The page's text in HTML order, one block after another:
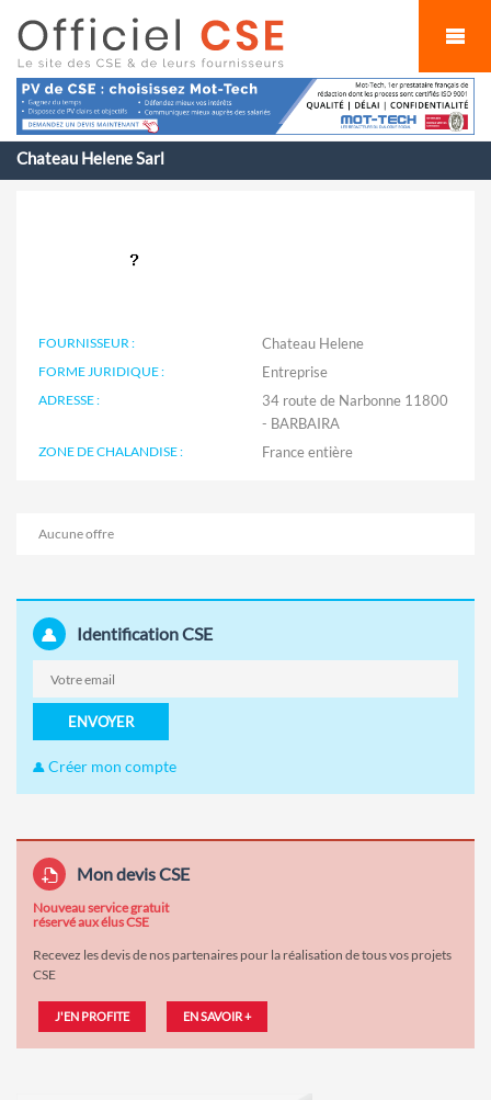
Chateau Helene Sarl
FOURNISSEUR : Chateau Helene
FORME JURIDIQUE : Entreprise
ADRESSE :
34 route de Narbonne 11800
- BARBAIRA
ZONE DE CHALANDISE :
Aucune offre
Identification CSE
ENVOYER
Créer mon compte
Mon devis CSE
Nouveau service gratuit
réservé aux élus CSE
Recevez les devis de nos partenaires pour la réalisation de tous vos projets
CSE
J'EN PROFITE EN SAVOIR +